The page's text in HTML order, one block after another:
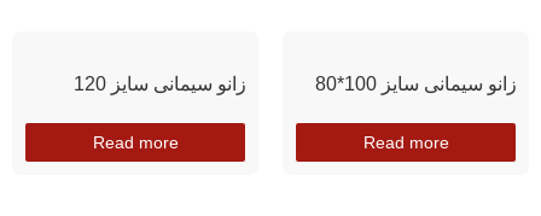
زانو سیمانی سایز 100*80
Read more
زانو سیمانی سایز 120
Read more